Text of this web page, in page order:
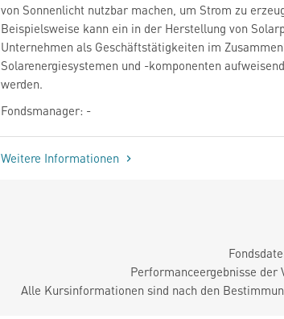
von Sonnenlicht nutzbar machen, um Strom zu
Beispielsweise kann ein in der Herstellung von
Unternehmen als Geschäftstätigkeiten im
Solarenergiesystemen und -komponenten
werden.
Fondsmanager: -
Weitere Informationen
Performanceergebnisse der
Alle Kursinformationen sind nach den